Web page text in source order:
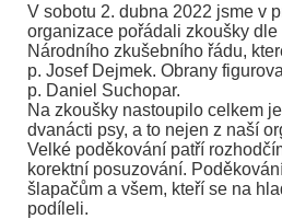
V sobotu 2. dubna 2022 jsme v
organizace pořádali zkoušky
Národního zkušebního řádu,
p. Josef Dejmek. Obrany
p. Daniel Suchopar.
Na zkoušky nastoupilo celkem
dvanácti psy, a to nejen z naší
Velké poděkování patří
korektní posuzování.
šlapačům a všem, kteří se na
podíleli.